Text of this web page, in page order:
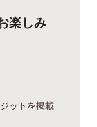
楽しみ
ットを掲載